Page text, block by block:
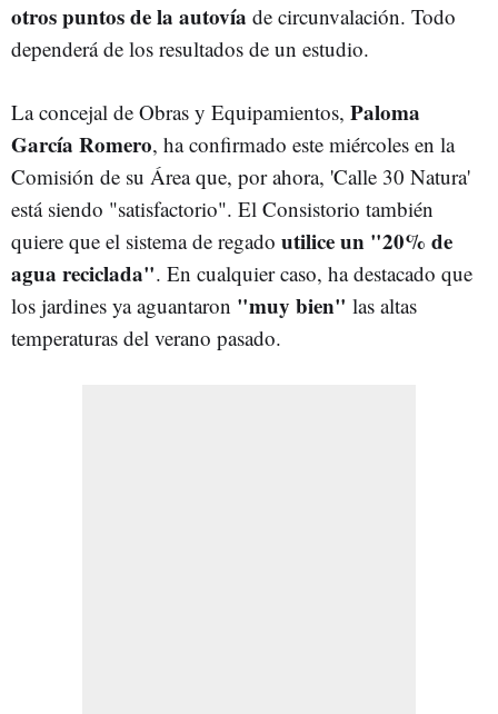
otros puntos de la autovía de circunvalación. Todo
dependerá de los resultados de un estudio.
La concejal de Obras y Equipamientos, Paloma
García Romero, ha confirmado este miércoles en la
Comisión de su Área que, por ahora, 'Calle 30 Natura'
está siendo "satisfactorio". El Consistorio también
quiere que el sistema de regado utilice un "20% de
agua reciclada". En cualquier caso, ha destacado que
los jardines ya aguantaron "muy bien" las altas
temperaturas del verano pasado.